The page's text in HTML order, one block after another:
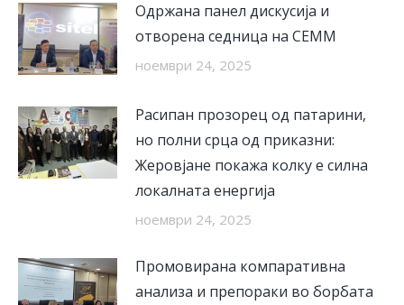
Одржана панел дискусија и
отворена седница на СЕММ
ноември 24, 2025
Расипан прозорец од патарини,
но полни срца од приказни:
Жеровјане покажа колку е силна
локалната енергија
ноември 24, 2025
Промовирана компаративна
анализа и препораки во борбата